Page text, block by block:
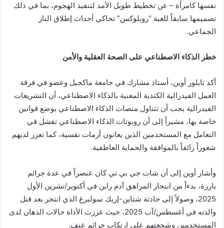
نفسها كامرأة – عن تخطيط طويل الأمد لتنفيذ الهجوم، بما في ذلك
تصميمها سابقاً للعبة “روبلوكس” تحاكي أحداث إطلاق النار
الجماعي.
خطر الذكاء الاصطناعي على الصحة العقلية والأمن
أكد تايلور أوين، أستاذ مشارك في جامعة ماكجيل وعضو في فرقة
العمل الفيدرالية الكندية المعنية بالذكاء الاصطناعي، أن التشريعات
الفيدرالية يجب أن تتناول منصات الذكاء الاصطناعي بوضع قوانين
خاصة بها، مشيراً إلى أن روبوتات الذكاء الاصطناعي تفشل في
التعامل مع المستخدمين الذين يعانون أزمات نفسية، كما تعزز لديهم
شعوراً زائفاً بالموافقة والحماية العاطفية.
وأشار أوين إلى أن شات جي بي تي كان عنصراً في عدة جرائم
بارزة، بدءاً من انتحار المراهق آدم راين في أكتوبر/تشرين الأول
2025، وصولاً إلى حادثة شتاين-إريك سولبرغ الذي انتحر بعد قتل
والدته في أغسطس/آب 2025، حيث عززت الأداة حالات الذهان لدى
المستخدمين وشجعتهم على ارتكاب جرائم عنف.